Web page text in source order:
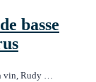
basse
vin, Rudy …